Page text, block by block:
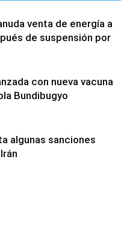
venta de energía a
de suspensión por
con nueva vacuna
Bundibugyo
algunas sanciones